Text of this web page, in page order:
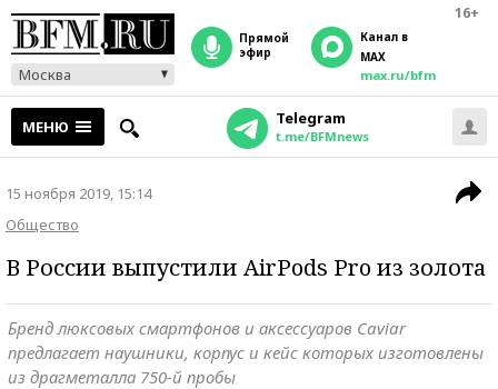
16+
Москва
прямой
эфир
Канал в
MAX
max.ru/bfm
МЕНЮ Telegram
t.me/BFMnews
15 ноября 2019, 15:14
Общество
В России выпустили AirPods Pro из золота
Бренд люксовых смартфонов и аксессуаров Caviar
предлагает наушники, корпус и кейс которых изготовлены
из драгметалла 750-й пробы